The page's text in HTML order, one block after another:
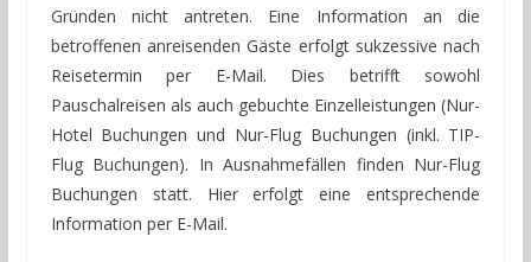
Gründen nicht antreten. Eine Information an die
betroffenen anreisenden Gäste erfolgt sukzessive nach
Reisetermin per E-Mail. Dies betrifft sowohl
Pauschalreisen als auch gebuchte Einzelleistungen (Nur-
Hotel Buchungen und Nur-Flug Buchungen (inkl. TIP-
Flug Buchungen). In Ausnahmefällen finden Nur-Flug
Buchungen statt. Hier erfolgt eine entsprechende
Information per E-Mail.